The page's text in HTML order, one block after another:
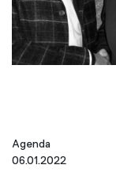
Agenda
06.01.2022